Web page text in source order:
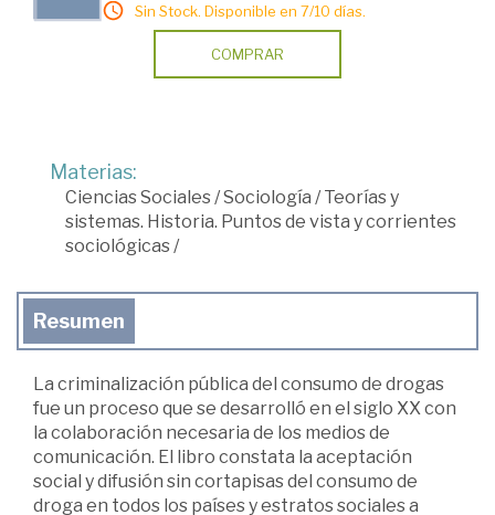
Sin Stock. Disponible en 7/10 días.
COMPRAR
Materias:
Ciencias Sociales/Sociología /Teorías y
sistemas. Historia. Puntos de vista y corrientes
sociológicas/
Resumen
La criminalización pública del consumo de drogas
fue un proceso que se desarrolló en el siglo XX con
la colaboración necesaria de los medios de
comunicación. El libro constata la aceptación
social y difusión sin cortapisas del consumo de
droga en todos los países y estratos sociales a